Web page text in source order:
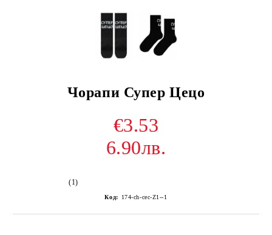
Чорапи Супер Цецо
€3.53
6.90лв.
(1)
Код: 174-ch-cec-Z1--1